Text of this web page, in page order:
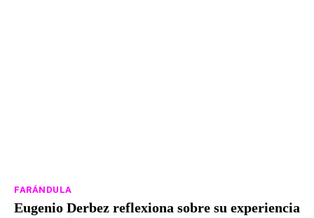
FARÁNDULA
Eugenio Derbez reflexiona sobre su experiencia